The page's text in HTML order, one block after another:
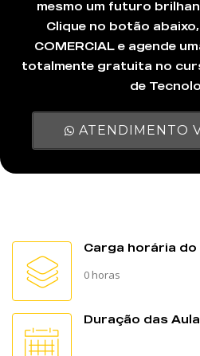
mesmo um futuro
Clique no botão
COMERCIAL e agende
totalmente gratuita no
de
ATENDIMENTO
Carga horária
0 horas
Duração das